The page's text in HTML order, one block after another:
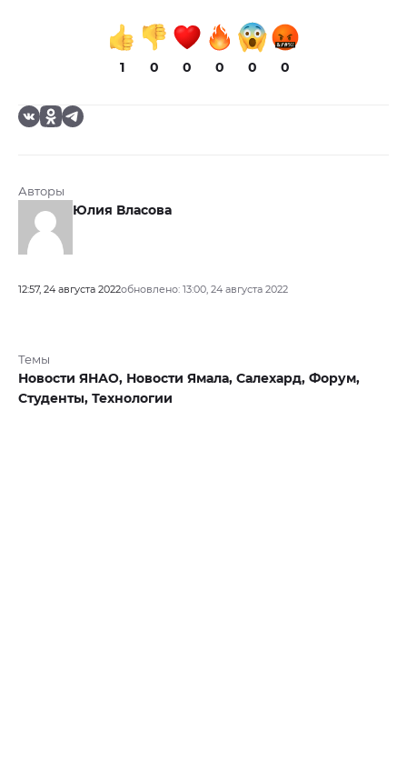
1 0 0 0 0 0
Авторы
Юлия Власова
12:57, 24 августа 2022обновлено: 13:00, 24 августа 2022
Темы
Новости ЯНАО, Новости Ямала, Салехард, Форум,
Студенты, Технологии